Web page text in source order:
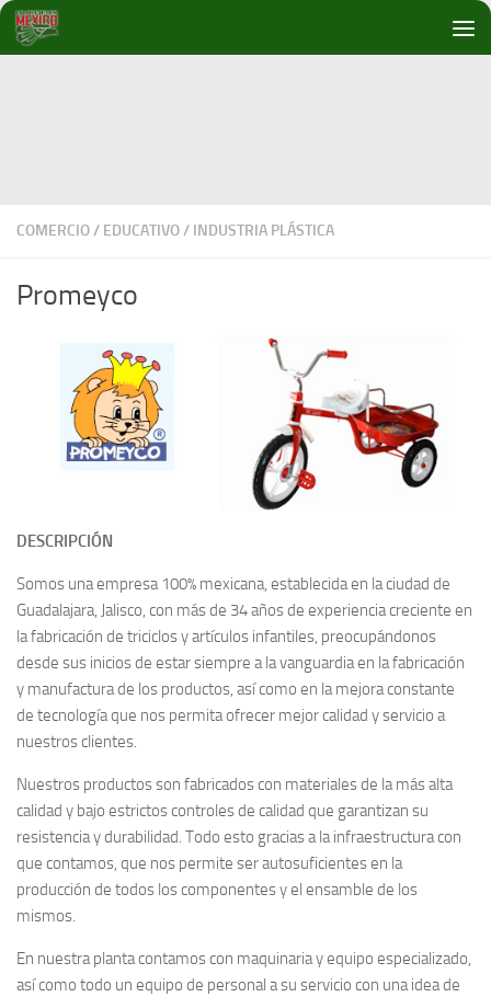
Debajo del contenido
COMERCIO/ EDUCATIVO/ INDUSTRIA PLÁSTICA
Promeyco
DESCRIPCIÓN
Somos una empresa 100% mexicana, establecida en la ciudad de
Guadalajara, Jalisco, con más de 34 años de experiencia creciente en
la fabricación de triciclos y artículos infantiles, preocupándonos
desde sus inicios de estar siempre a la vanguardia en la fabricación
y manufactura de los productos, así como en la mejora constante
de tecnología que nos permita ofrecer mejor calidad y servicio a
nuestros clientes.
Nuestros productos son fabricados con materiales de la más alta
calidad y bajo estrictos controles de calidad que garantizan su
resistencia y durabilidad. Todo esto gracias a la infraestructura con
que contamos, que nos permite ser autosuficientes en la
producción de todos los componentes y el ensamble de los
mismos.
En nuestra planta contamos con maquinaria y equipo especializado,
así como todo un equipo de personal a su servicio con una idea de